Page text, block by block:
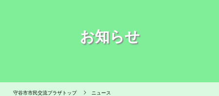
お知らせ
守谷市市民交流プラザトップ ニュース